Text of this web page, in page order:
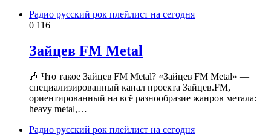
Радио русский рок плейлист на сегодня
0 116
Зайцев FM Metal
🎶 Что такое Зайцев FM Metal? «Зайцев FM Metal» —
специализированный канал проекта Зайцев.FM,
ориентированный на всё разнообразие жанров метала:
heavy metal,…
Радио русский рок плейлист на сегодня